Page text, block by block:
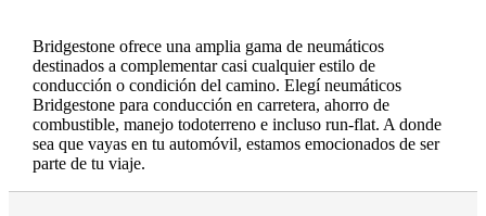
Bridgestone ofrece una amplia gama de neumáticos
destinados a complementar casi cualquier estilo de
conducción o condición del camino. Elegí neumáticos
Bridgestone para conducción en carretera, ahorro de
combustible, manejo todoterreno e incluso run-flat. A donde
sea que vayas en tu automóvil, estamos emocionados de ser
parte de tu viaje.